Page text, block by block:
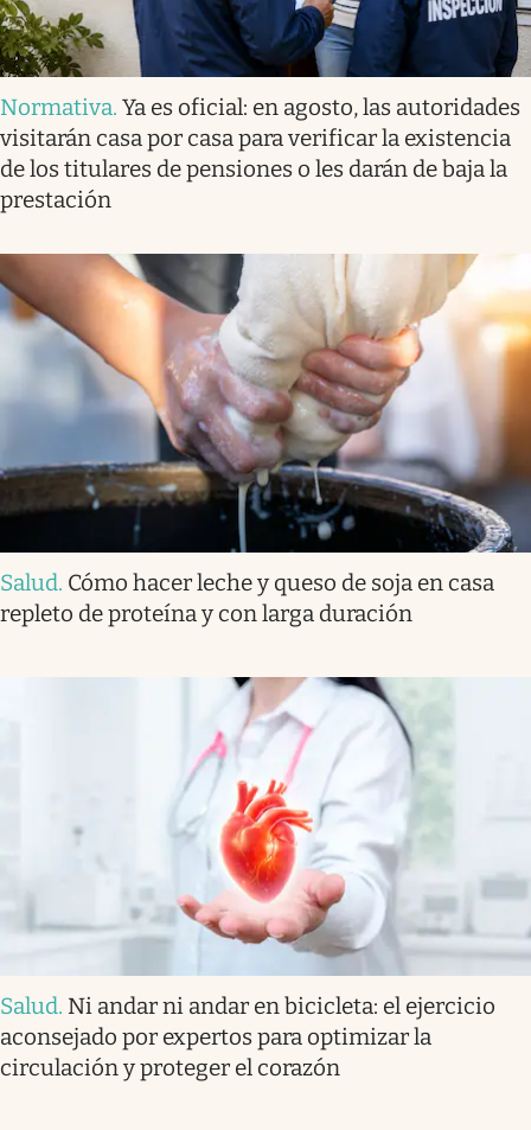
Normativa. Ya es oficial: en agosto, las autoridades
visitarán casa por casa para verificar la existencia
de los titulares de pensiones o les darán de baja la
prestación
Salud. Cómo hacer leche y queso de soja en casa
repleto de proteína y con larga duración
Salud. Ni andar ni andar en bicicleta: el ejercicio
aconsejado por expertos para optimizar la
circulación y proteger el corazón